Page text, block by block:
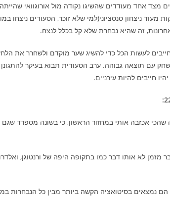
מצד אחד מעודדים שהשיגו נקודה מול אורוגוואי
רחוקים כ-10 דקות מעוד ניצחון סנסציוני(למי שלא זוכר,
זה שהיא נבחרת שלא קל בכלל לנצח.
חייבים לעשות הכל כדי להשיג שער מוקדם ולשחרר את
עם תוצאה גבוהה. ערב הסעודית תבוא בעיקר
חייבים להיות עירניים.
שהכי אכזבה אותי במחזור הראשון, כי בשונה מספרד
מזמן לא אותו דבר כמו בתקופה היפה של ורנטוגן,
נמצאים בסיטואציה הקשה ביותר מבין כל הנבחרות